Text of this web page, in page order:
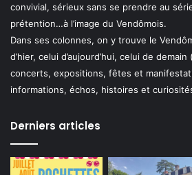
convivial, sérieux sans se prendre au
prétention…à l’image du Vendômois.
Dans ses colonnes, on y trouve le
d’hier, celui d’aujourd’hui, celui de
concerts, expositions, fêtes et
informations, échos, histoires et
Derniers articles